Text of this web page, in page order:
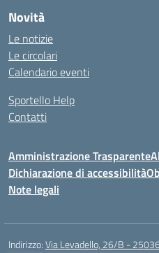
Novità
Le notizie
Le circolari
Calendario eventi
Sportello Help
Contatti
Amministrazione Trasparente
Dichiarazione di accessibilità
Note legali
Indirizzo:Via Levadello, 26/B -